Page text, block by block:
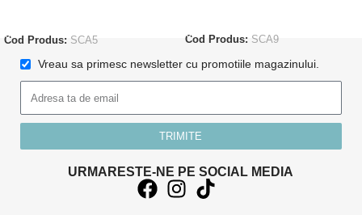
Cod Produs: SCA5 Cod Produs: SCA9
Vreau sa primesc newsletter cu promotiile magazinului.
TRIMITE
URMARESTE-NE PE SOCIAL MEDIA